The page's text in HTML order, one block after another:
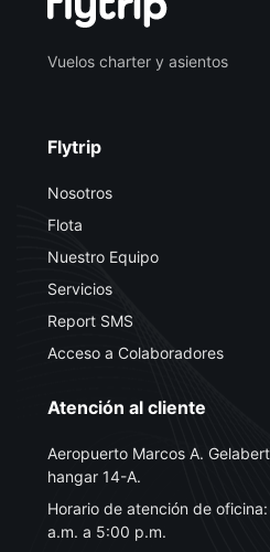
Vuelos charter y asientos
Flytrip
Nosotros
Flota
Nuestro Equipo
Servicios
Report SMS
Acceso a Colaboradores
Atención al cliente
Aeropuerto Marcos A.
hangar 14-A.
Horario de atención de
a.m. a 5:00 p.m.